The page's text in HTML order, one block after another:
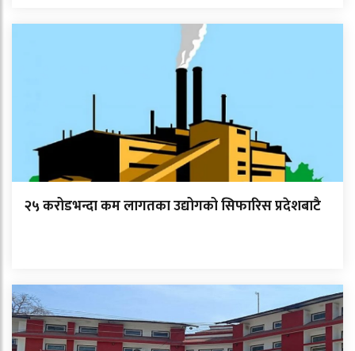
२५ करोडभन्दा कम लागतका उद्योगको सिफारिस प्रदेशबाटै